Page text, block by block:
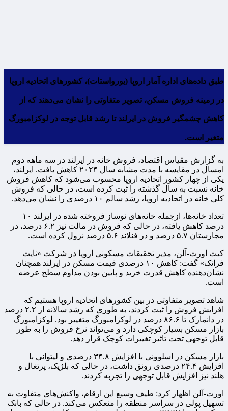
طبق داده‌های اداره آمار اروپا (یورواستات)، کشورهای اتحادیه اروپا
در زمینه فروش مسکن، تصویر متفاوتی را نشان می‌دهند که از
کاهش چشمگیر فروش در ایرلند تا رشد قابل توجه در لوکزامبورگ
متغیر است.
به گزارش مقیاس اقتصاد، فروش خانه در ایرلند در سه‌ ماهه دوم
امسال در مقایسه با مدت مشابه سال ۲۰۲۴ کاهش یافت. ایرلند،
یکی از چهار کشور اتحادیه اروپا محسوب می‌شود که کاهش فروش
خانه نسبت به سال گذشته را ثبت کرده است، در حالی که فروش
کلی خانه در اتحادیه اروپا، رشد سالم ۱۰ درصدی را نشان می‌دهد.
تعداد خانه‌ها، ازجمله خانه‌های نوساز فروخته شده در ایرلند ۱۰
درصد کاهش یافته، در حالی که فروش در مالت نیز ۶.۲ درصد، در
مجارستان ۵.۷ درصد و در فنلاند ۵.۶ درصد نزول کرده است.
کیت اورت-آلن، مدیر تحقیقات مسکونی اروپا در شرکت «نایت
فرانک» گفت: کاهش ۱۰ درصدی قیمت مسکن در ایرلند همچنان
نشان‌دهنده‌ کاهش قدرت خرید و پایین بودن مداوم سطح عرضه
است.
شاهد تصویر متفاوتی در بین کشورهای اتحادیه اروپا هستیم که
افزایش فروش را ثبت کردند، به طوری که رشد سالانه از ۲.۲ درصد
در دانمارک تا ۸۶.۶ درصد در لوکزامبورگ متغییر بود. لوکزامبورگ
بازار مسکن بسیار کوچکی دارد و می‌تواند نرخ فروش را به طور
قابل توجهی تحت تاثیر تغییرات کوچک قرار دهد.
بازار مسکن در اسلوونی با افزایش ۳۴.۸ درصدی و لیتوانی با
افزایش ۲۴.۴ درصدی رونق داشت، در حالی که بلژیک، پرتغال و
هلند نیز افزایش قابل توجهی را تجربه کردند.
اورت-آلن اظهار کرد: طیف وسیع این ارقام، واکنش‌های متفاوت به
تسهیل پولی در سراسر منطقه را منعکس می‌کند. در حالی که بانک